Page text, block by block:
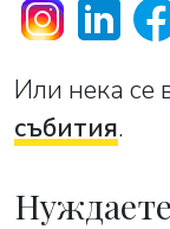
Или нека се
събития.